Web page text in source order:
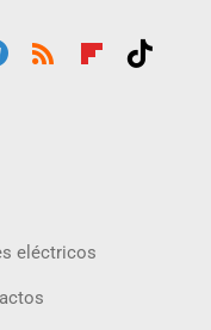
eléctricos